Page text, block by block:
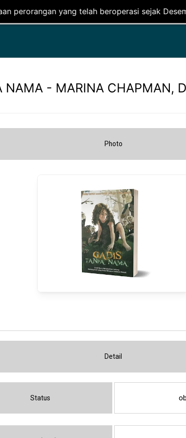
telah beroperasi sejak Desember 2020.
NAMA - MARINA CHAPMAN,
Photo
Detail
Status